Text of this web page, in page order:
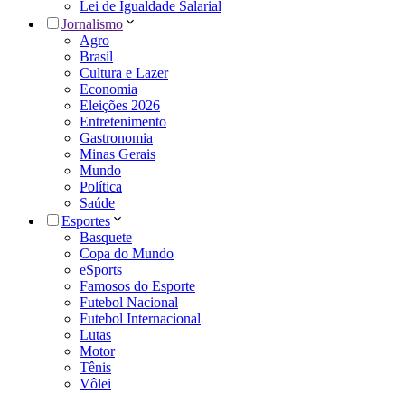
Lei de Igualdade Salarial
Jornalismo
Agro
Brasil
Cultura e Lazer
Economia
Eleições 2026
Entretenimento
Gastronomia
Minas Gerais
Mundo
Política
Saúde
Esportes
Basquete
Copa do Mundo
eSports
Famosos do Esporte
Futebol Nacional
Futebol Internacional
Lutas
Motor
Tênis
Vôlei